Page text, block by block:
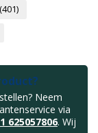
(401)
Neem
via
625057806. Wij